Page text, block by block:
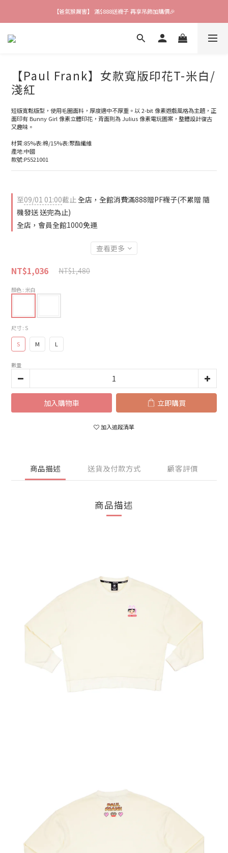
【爸氣猴厲害】 滿$888送襪子 再享吊飾加購價🎉
【爸氣猴厲害】 滿$888送襪子 再享吊飾加購價🎉
【夏末優惠季】全面5折起💥 超多好物等你帶回家！
【爸氣猴厲害】 滿$888送襪子 再享吊飾加購價🎉
【Paul Frank】女款寬版印花T-米白/
淺紅
短版寬鬆版型，使用毛圈面料，厚度適中不厚重。以 2-bit 像素遊戲風格為主題，正
面印有 Bunny Girl 像素立體印花，背面則為 Julius 像素電玩圖案，整體設計復古
又趣味。
材質:85%表:棉/15%表:聚酯纖維
產地:中國
款號:P5521001
至09/01 01:00截止全店，全館消費滿888贈PF襪子(不累贈 隨
機發送 送完為止)
全店，會員全館1000免運
查看更多
NT$1,036 NT$1,480
顏色 : 米白
尺寸 : S
S M L
數量
加入購物車 立即購買
加入追蹤清單
商品描述 送貨及付款方式 顧客評價
商品描述